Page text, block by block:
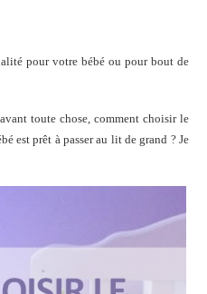
pour votre bébé ou pour bout de
toute chose, comment choisir le
est prêt à passer au lit de grand ? Je